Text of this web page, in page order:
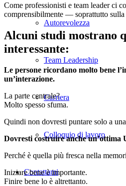
Autorevolezza
Team Leadership
Carriera
Colloquio di lavoro
Contattami
Come professionisti e team leader ci
comprensibilmente — soprattutto sulla
Alcuni studi mostrano
interessante:
Le persone ricordano molto bene
un’interazione.
La parte centrale?
Molto spesso sfuma.
Quindi non dovresti puntare solo a
Dovresti costruire anche
Perché è quella più fresca nella
Iniziare bene è importante.
Finire bene lo è altrettanto.